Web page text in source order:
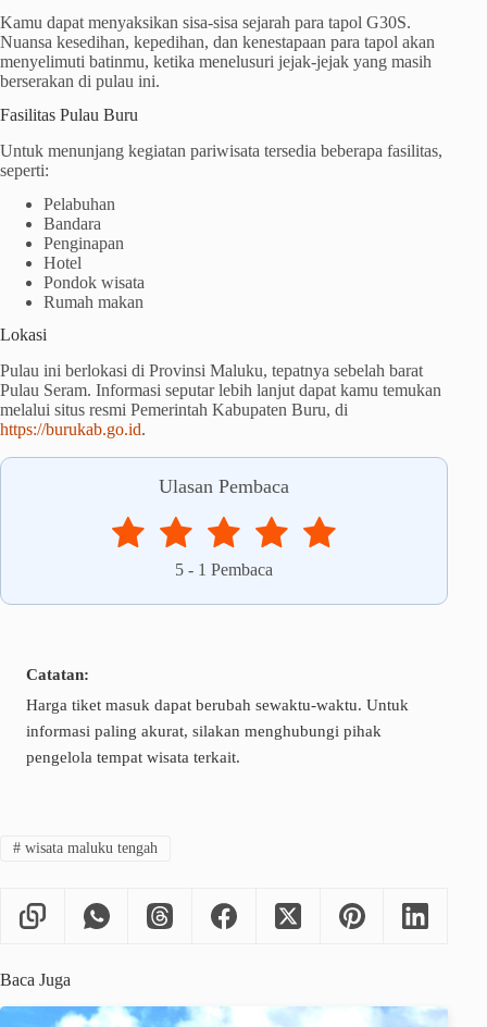
Kamu dapat menyaksikan sisa-sisa sejarah para tapol G30S.
Nuansa kesedihan, kepedihan, dan kenestapaan para tapol akan
menyelimuti batinmu, ketika menelusuri jejak-jejak yang masih
berserakan di pulau ini.
Fasilitas Pulau Buru
Untuk menunjang kegiatan pariwisata tersedia beberapa fasilitas,
seperti:
Pelabuhan
Bandara
Penginapan
Hotel
Pondok wisata
Rumah makan
Lokasi
Pulau ini berlokasi di Provinsi Maluku, tepatnya sebelah barat
Pulau Seram. Informasi seputar lebih lanjut dapat kamu temukan
melalui situs resmi Pemerintah Kabupaten Buru, di
https://burukab.go.id.
Ulasan Pembaca
5 - 1 Pembaca
Catatan:
Harga tiket masuk dapat berubah sewaktu-waktu. Untuk
informasi paling akurat, silakan menghubungi pihak
pengelola tempat wisata terkait.
#wisata maluku tengah
Baca Juga